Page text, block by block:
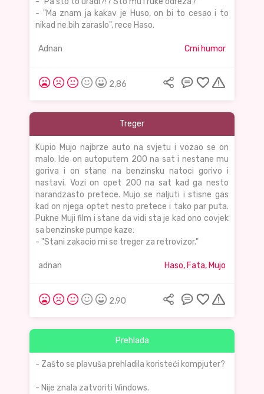
- "Ma znam ja kakav je Huso, on bi to cesao i to
nikad ne bih zaraslo", rece Haso.
Adnan Crni humor
2,86
Treger
Kupio Mujo najbrze auto na svjetu i vozao se on
malo. Ide on autoputem 200 na sat i nestane mu
goriva i on stane na benzinsku natoci gorivo i
nastavi. Vozi on opet 200 na sat kad ga nesto
narandzasto pretece. Mujo se naljuti i stisne gas
kad on njega optet nesto pretece i tako par puta.
Pukne Muji film i stane da vidi sta je kad ono covjek
sa benzinske pumpe kaze:
- "Stani zakacio mi se treger za retrovizor."
adnan Haso, Fata, Mujo
2,90
Prehlada
- Zašto se plavuša prehladila koristeći kompjuter?
- Nije znala zatvoriti Windows.